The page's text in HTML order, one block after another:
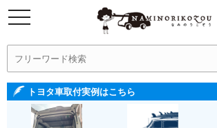
トヨタ車取付実例はこちら